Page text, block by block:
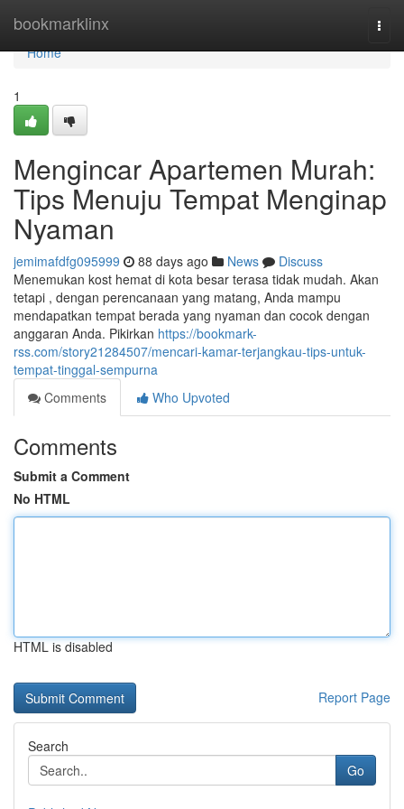
bookmarklinx
Home
Home
1
Mengincar Apartemen Murah:
Tips Menuju Tempat Menginap
Nyaman
jemimafdfg095999 88 days ago News
Discuss
Menemukan kost hemat di kota besar terasa tidak mudah. Akan
tetapi , dengan perencanaan yang matang, Anda mampu
mendapatkan tempat berada yang nyaman dan cocok dengan
anggaran Anda. Pikirkan https://bookmark-
rss.com/story21284507/mencari-kamar-terjangkau-tips-untuk-
tempat-tinggal-sempurna
Comments
Who Upvoted
Comments
Submit a Comment
No HTML
HTML is disabled
Report Page
Search
Go